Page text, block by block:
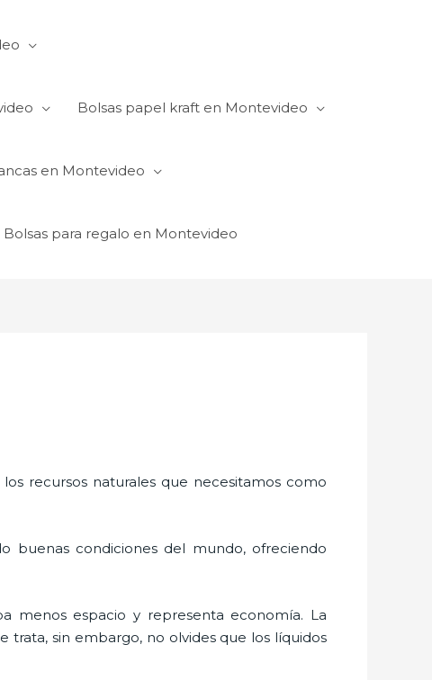
Bolsas papel kraft en Montevideo
en Montevideo
Bolsas para regalo en Montevideo
recursos naturales que necesitamos como
buenas condiciones del mundo, ofreciendo
menos espacio y representa economía. La
trata, sin embargo, no olvides que los líquidos